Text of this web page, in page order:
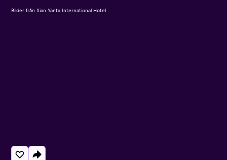
Bilder från Xian Yanta International Hotel